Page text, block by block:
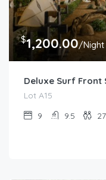
$1,200.00/Night
Lot A15
9
9.5 27